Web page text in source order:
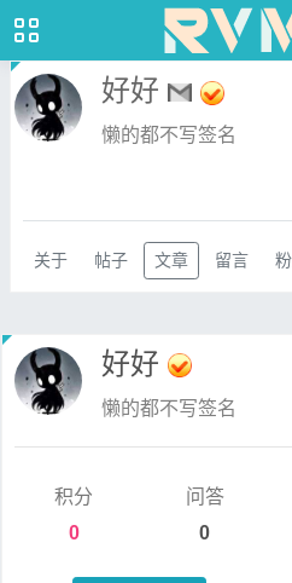
好好
懒的都不写签名
关于 帖子 文章 留言
好好
懒的都不写签名
积分
0
问答
0